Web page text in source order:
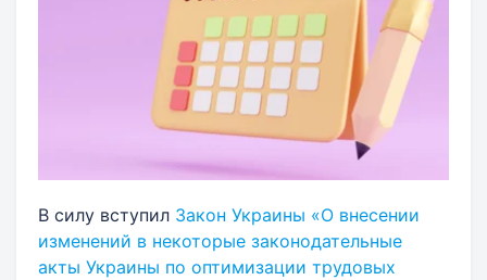
В силу вступил Закон Украины «О внесении
изменений в некоторые законодательные
акты Украины по оптимизации трудовых